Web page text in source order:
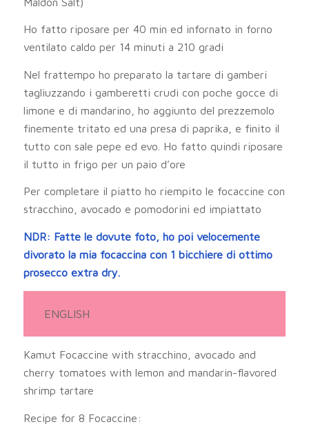
Ho fatto riposare per 40 min ed infornato in forno
ventilato caldo per 14 minuti a 210 gradi
Nel frattempo ho preparato la tartare di gamberi
tagliuzzando i gamberetti crudi con poche gocce di
limone e di mandarino, ho aggiunto del prezzemolo
finemente tritato ed una presa di paprika, e finito il
tutto con sale pepe ed evo. Ho fatto quindi riposare
il tutto in frigo per un paio d’ore
Per completare il piatto ho riempito le focaccine con
stracchino, avocado e pomodorini ed impiattato
NDR: Fatte le dovute foto, ho poi velocemente
divorato la mia focaccina con 1 bicchiere di ottimo
prosecco extra dry.
ENGLISH
Kamut Focaccine with stracchino, avocado and
cherry tomatoes with lemon and mandarin-flavored
shrimp tartare
Recipe for 8 Focaccine: